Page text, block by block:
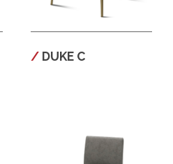
DUKE C